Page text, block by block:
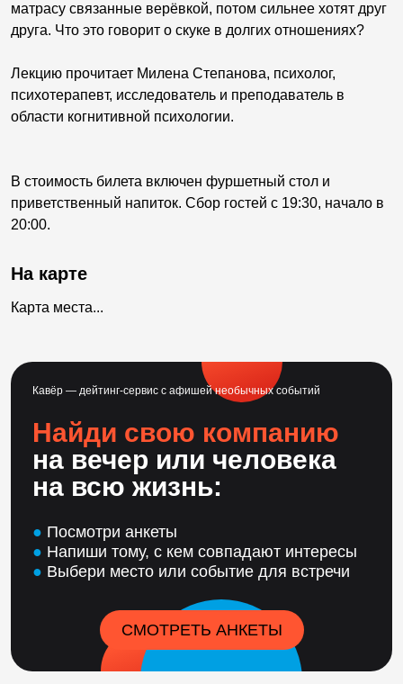
матрасу связанные верёвкой, потом сильнее хотят друг
друга. Что это говорит о скуке в долгих отношениях?
Лекцию прочитает Милена Степанова, психолог,
психотерапевт, исследователь и преподаватель в
области когнитивной психологии.
В стоимость билета включен фуршетный стол и
приветственный напиток. Сбор гостей с 19:30, начало в
20:00.
На карте
Карта места...
Кавёр — дейтинг-сервис с афишей необычных событий
Найди свою компанию
на вечер или человека
на всю жизнь:
● Посмотри анкеты
● Напиши тому, с кем совпадают интересы
● Выбери место или событие для встречи
СМОТРЕТЬ АНКЕТЫ